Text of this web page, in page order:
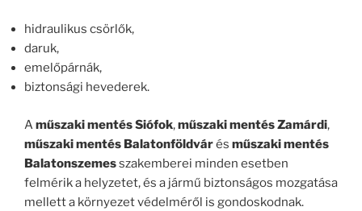
hidraulikus csörlők,
daruk,
emelőpárnák,
biztonsági hevederek.
Aműszaki mentés Siófok,műszaki mentés Zamárdi,
műszaki mentés Balatonföldvárés műszaki mentés
Balatonszemesszakemberei minden esetben
felmérik a helyzetet, és a jármű biztonságos mozgatása
mellett a környezet védelméről is gondoskodnak.